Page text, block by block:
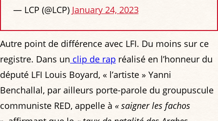
— LCP (@LCP) January 24, 2023
Autre point de différence avec LFI. Du moins sur ce
registre. Dans un clip de rap réalisé en l’honneur du
député LFI Louis Boyard, « l’artiste » Yanni
Benchallal, par ailleurs porte-parole du groupuscule
communiste RED, appelle à « saigner les fachos